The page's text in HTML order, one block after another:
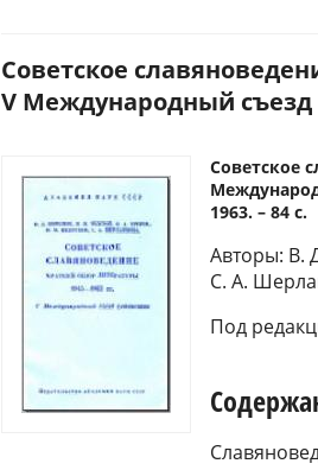
Советское
V Международный съезд
Советское
1963. – 84 с.
Авторы: В.
С. А.
Под